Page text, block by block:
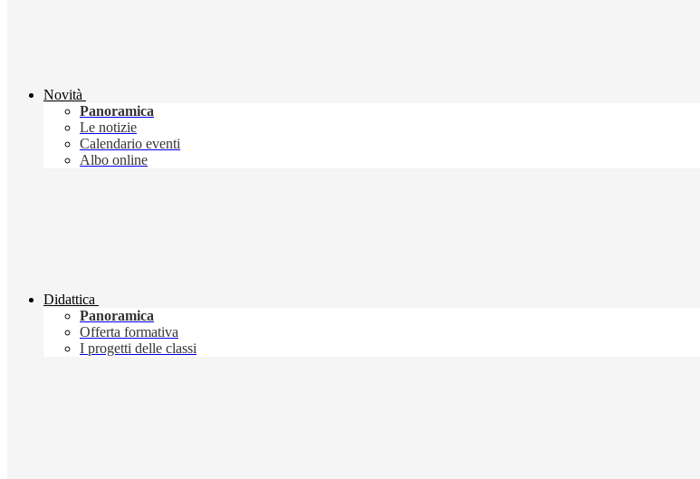
Novità
Panoramica
Le notizie
Calendario eventi
Albo online
Didattica
Panoramica
Offerta formativa
I progetti delle classi